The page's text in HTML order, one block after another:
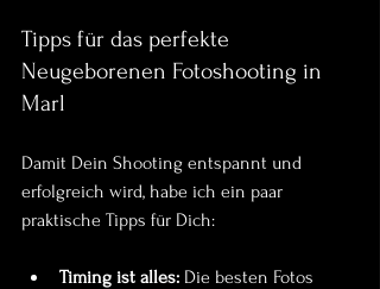
Tipps für das perfekte
Neugeborenen Fotoshooting in
Marl
Damit Dein Shooting entspannt und
erfolgreich wird, habe ich ein paar
praktische Tipps für Dich:
Timing ist alles: Die besten Fotos